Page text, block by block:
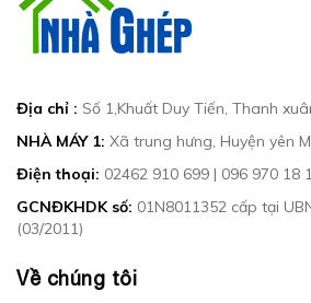
Địa chỉ : Số 1,Khuất Duy Tiến, Thanh
NHÀ MÁY 1: Xã trung hưng, Huyện yên
Điện thoại: 02462 910 699 | 096 970 18
GCNĐKHDK số: 01N8011352 cấp tại
(03/2011)
Về chúng tôi